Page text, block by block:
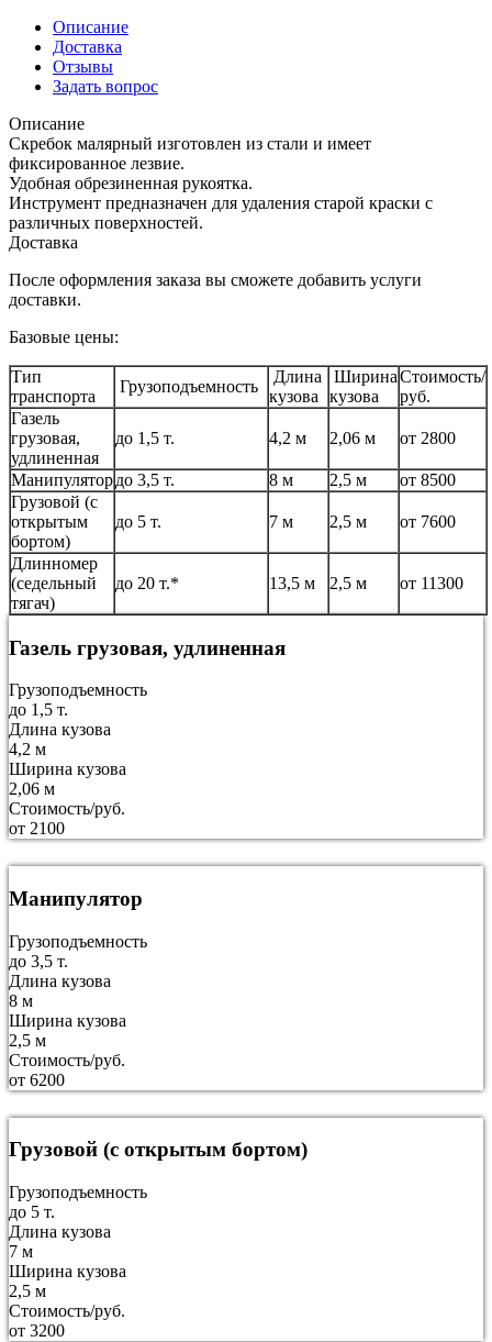
Описание
Доставка
Отзывы
Задать вопрос
Описание
Скребок малярный изготовлен из стали и имеет
фиксированное лезвие.
Удобная обрезиненная рукоятка.
Инструмент предназначен для удаления старой краски с
различных поверхностей.
Доставка
После оформления заказа вы сможете добавить услуги
доставки.
Базовые цены:
Тип
транспорта
Грузоподъемность
Длина
кузова
Ширина
кузова
Стоимость/
руб.
Газель
грузовая,
удлиненная
до 1,5 т. 4,2 м 2,06 м от 2800
Манипулятордо 3,5 т. 8 м 2,5 м
от 8500
Грузовой (с
открытым
бортом)
до 5 т. 7 м 2,5 м от 7600
Длинномер
(седельный
тягач)
до 20 т.* 13,5 м 2,5 м от 11300
Газель грузовая, удлиненная
Грузоподъемность
до 1,5 т.
Длина кузова
4,2 м
Ширина кузова
2,06 м
Стоимость/руб.
от 2100
Манипулятор
Грузоподъемность
до 3,5 т.
Длина кузова
8 м
Ширина кузова
2,5 м
Стоимость/руб.
от 6200
Грузовой (с открытым бортом)
Грузоподъемность
до 5 т.
Длина кузова
7 м
Ширина кузова
2,5 м
Стоимость/руб.
от 3200